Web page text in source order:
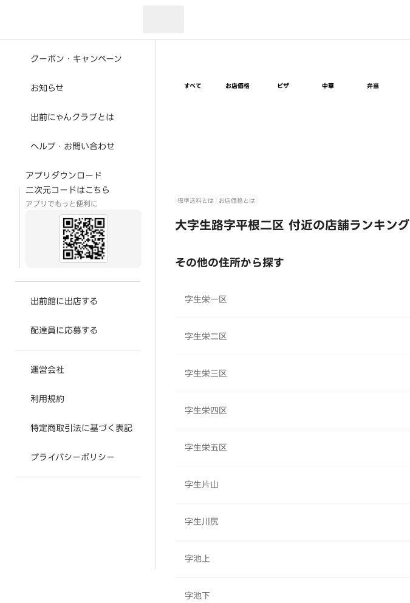
クーポン・キャンペーン
お知らせ
出前にゃんクラブとは
ヘルプ・お問い合わせ
アプリダウンロード
二次元コードはこちら
アプリでもっと便利に
出前館に出店する
配達員に応募する
運営会社
利用規約
特定商取引法に基づく表記
プライバシーポリシー
すべて お店価格 ピザ 中華 弁当
標準送料とは お店価格とは
大字生路字平根二区 付近の店舗ランキング
その他の住所から探す
字生栄一区
字生栄二区
字生栄三区
字生栄四区
字生栄五区
字生片山
字生川尻
字池上
字池下